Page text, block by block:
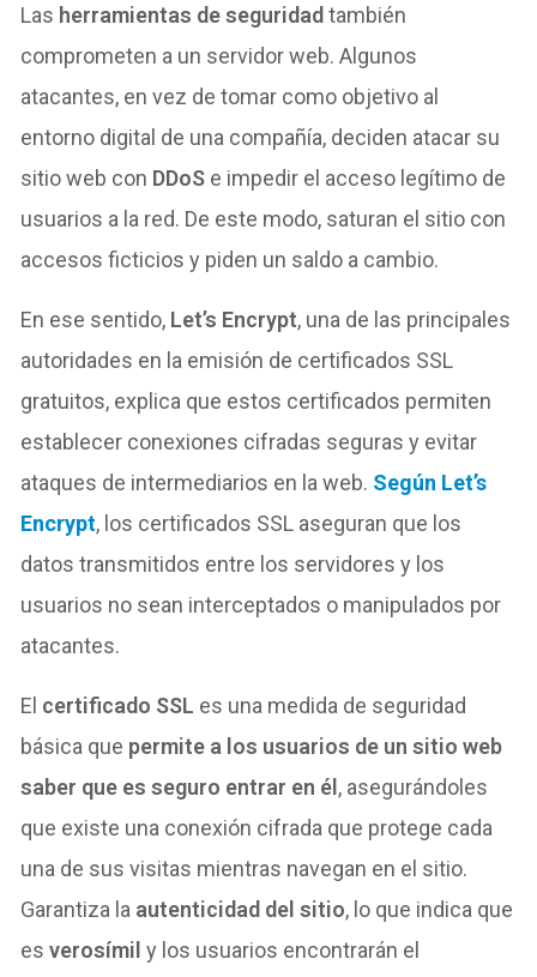
Las herramientas de seguridad también
comprometen a un servidor web. Algunos
atacantes, en vez de tomar como objetivo al
entorno digital de una compañía, deciden atacar su
sitio web con DDoS e impedir el acceso legítimo de
usuarios a la red. De este modo, saturan el sitio con
accesos ficticios y piden un saldo a cambio.
En ese sentido, Let’s Encrypt, una de las principales
autoridades en la emisión de certificados SSL
gratuitos, explica que estos certificados permiten
establecer conexiones cifradas seguras y evitar
ataques de intermediarios en la web. Según Let’s
Encrypt, los certificados SSL aseguran que los
datos transmitidos entre los servidores y los
usuarios no sean interceptados o manipulados por
atacantes.
El certificado SSL es una medida de seguridad
básica que permite a los usuarios de un sitio web
saber que es seguro entrar en él , asegurándoles
que existe una conexión cifrada que protege cada
una de sus visitas mientras navegan en el sitio.
Garantiza la autenticidad del sitio, lo que indica que
esverosímil y los usuarios encontrarán el